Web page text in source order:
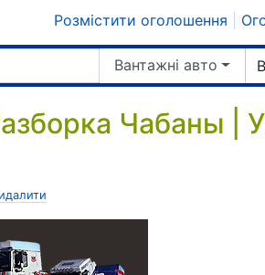
Розмістити оголошення
Вантажні авто
Чабаны |